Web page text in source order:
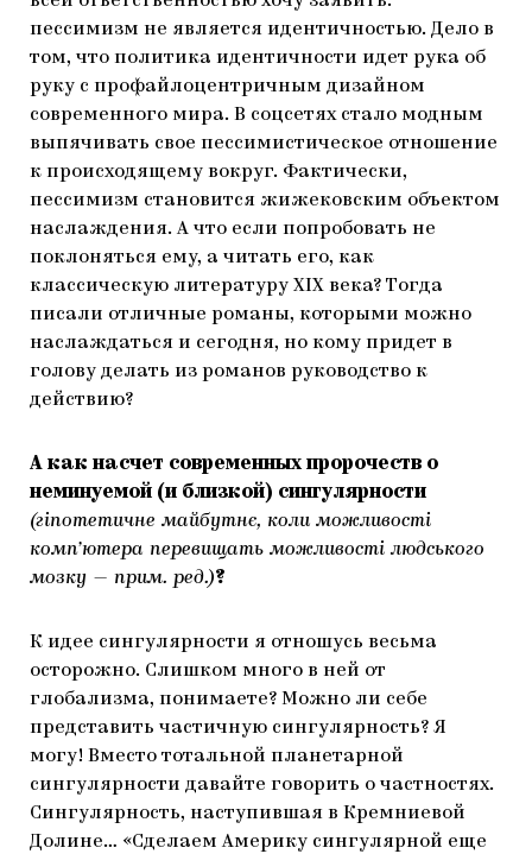
пессимизм не является идентичностью. Дело в
том, что политика идентичности идет рука об
руку с профайлоцентричным дизайном
современного мира. В соцсетях стало модным
выпячивать свое пессимистическое отношение
к происходящему вокруг. Фактически,
пессимизм становится жижековским объектом
наслаждения. А что если попробовать не
поклоняться ему, а читать его, как
классическую литературу XIX века? Тогда
писали отличные романы, которыми можно
наслаждаться и сегодня, но кому придет в
голову делать из романов руководство к
действию?
А как насчет современных пророчеств о
неминуемой (и близкой) сингулярности
(гіпотетичне майбутнє, коли можливості
комп’ютера перевищать можливості людського
мозку — прим. ред.)?
К идее сингулярности я отношусь весьма
осторожно. Слишком много в ней от
глобализма, понимаете? Можно ли себе
представить частичную сингулярность? Я
могу! Вместо тотальной планетарной
сингулярности давайте говорить о частностях.
Сингулярность, наступившая в Кремниевой
Долине… «Сделаем Америку сингулярной еще